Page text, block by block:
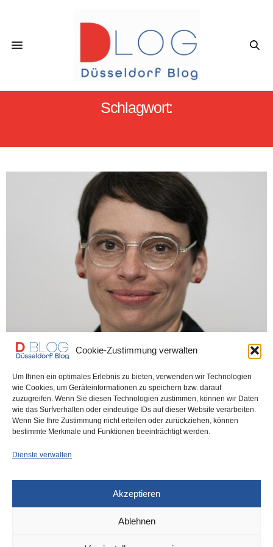
Cookie-Zustimmung verwalten
Um Ihnen ein optimales Erlebnis zu bieten, verwenden wir Technologien
wie Cookies, um Geräteinformationen zu speichern bzw. darauf
zuzugreifen. Wenn Sie diesen Technologien zustimmen, können wir Daten
wie das Surfverhalten oder eindeutige IDs auf dieser Website verarbeiten.
Wenn Sie Ihre Zustimmung nicht erteilen oder zurückziehen, können
bestimmte Merkmale und Funktionen beeinträchtigt werden.
Dienste verwalten
Akzeptieren
Ablehnen
Schlagwort:
DÜSSELDORF 31. JANUAR 2026
Warum in NRW mehr Abschiebungen
scheitern als gelingen
Wie das Online-Portal NIUS berichtet, sind 2025 in NRW mehr